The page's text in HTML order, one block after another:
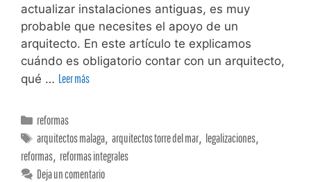
actualizar instalaciones antiguas, es muy
probable que necesites el apoyo de un
arquitecto. En este artículo te explicamos
cuándo es obligatorio contar con un arquitecto,
qué … Leer más
reformas
arquitectos malaga,arquitectos torre del mar, legalizaciones,
reformas, reformas integrales
Deja un comentario